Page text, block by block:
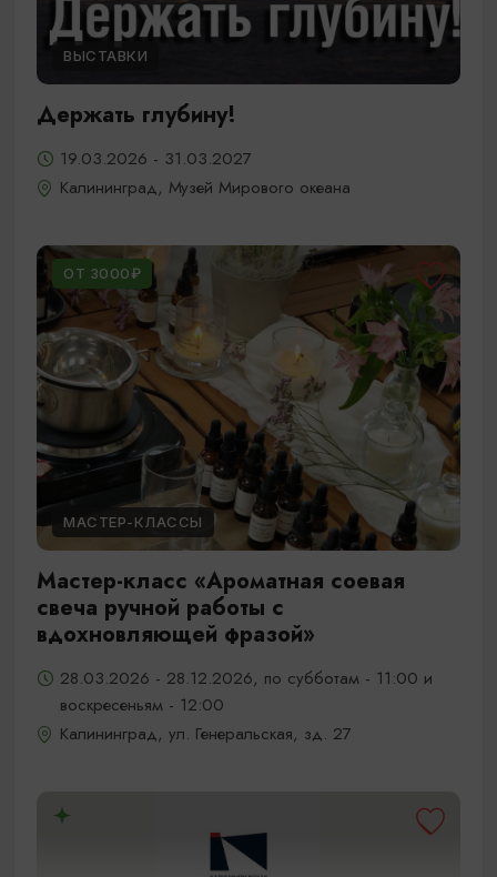
ВЫСТАВКИ
Держать глубину!
19.03.2026 - 31.03.2027
Калининград, Музей Мирового океана
ОТ 3000₽
МАСТЕР-КЛАССЫ
Мастер-класс «Ароматная соевая
свеча ручной работы с
вдохновляющей фразой»
28.03.2026 - 28.12.2026, по субботам - 11:00 и
воскресеньям - 12:00
Калининград, ул. Генеральская, зд. 27